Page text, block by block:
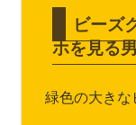
ビーズ
ホを見る
緑色の大き